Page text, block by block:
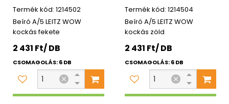
1214502
Beíró A/5 LEITZ WOW
kockás fekete
2 431 Ft/ DB
CSOMAGOLÁS: 6 DB
1214504
Beíró A/5 LEITZ WOW
kockás zöld
2 431 Ft/ DB
CSOMAGOLÁS: 6 DB